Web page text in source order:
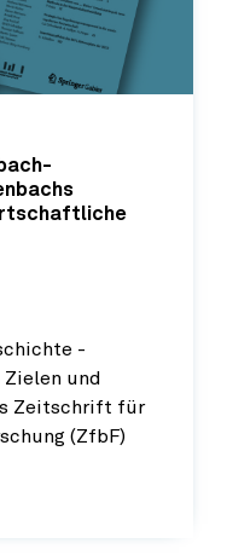
-
Zielen und
Zeitschrift für
(ZfbF)